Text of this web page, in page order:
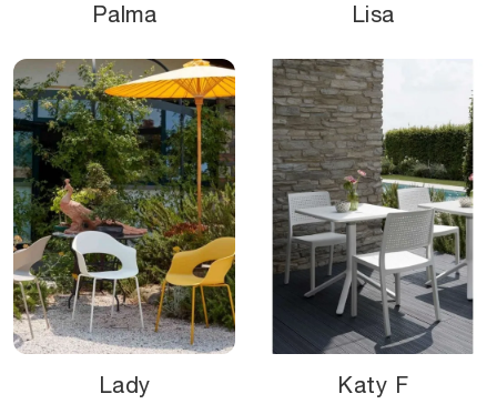
Palma Lisa
Lady Katy F